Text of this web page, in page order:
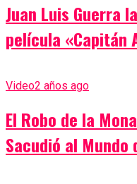
Juan Luis Guerra
película «Capitán
Video2 años ago
El Robo de la
Sacudió al Mundo